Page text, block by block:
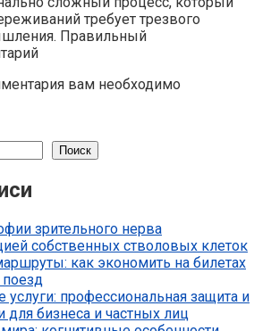
требует трезвого
Правильный
вам необходимо
Поиск
зрительного нерва
собственных стволовых клеток
как экономить на билетах
услуги: профессиональная защита и
для бизнеса и частных лиц